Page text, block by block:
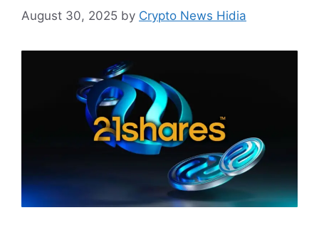
August 30, 2025 by Crypto News Hidia